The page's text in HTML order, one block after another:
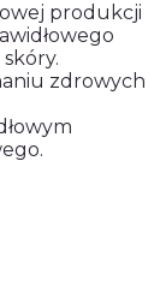
produkcji
zdrowych